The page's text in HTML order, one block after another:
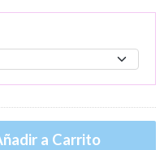
a Carrito